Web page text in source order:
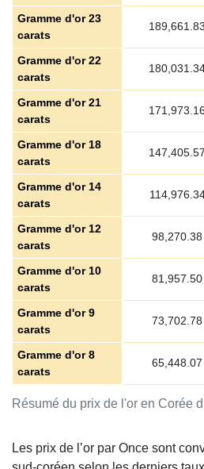
Résumé du prix de l'or en Corée
Gramme d'or 23
carats
189,661.83
Gramme d'or 22
carats
Gramme d'or 21
carats
171,973.16
Gramme d'or 18
carats
147,405.57
Gramme d'or 14
carats
Gramme d'or 12
carats
98,270.38
Gramme d'or 10
carats
81,957.50
Gramme d'or 9
carats
73,702.78
Gramme d'or 8
carats
65,448.07
Les prix de l’or par Once sont